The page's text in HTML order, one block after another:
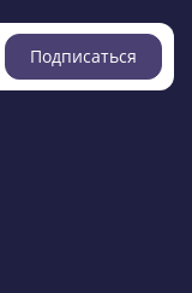
Подписаться